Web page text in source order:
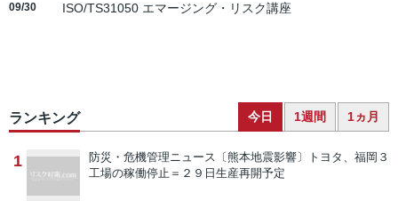
09/30 ISO/TS31050 エマージング・リスク講座
ランキング 今日 1週間 1ヵ月
1 防災・危機管理ニュース 〔熊本地震影響〕トヨタ、福岡３
工場の稼働停止＝２９日生産再開予定